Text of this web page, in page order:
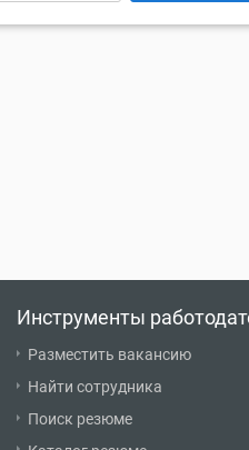
Инструменты
Разместить вакансию
Найти сотрудника
Поиск резюме